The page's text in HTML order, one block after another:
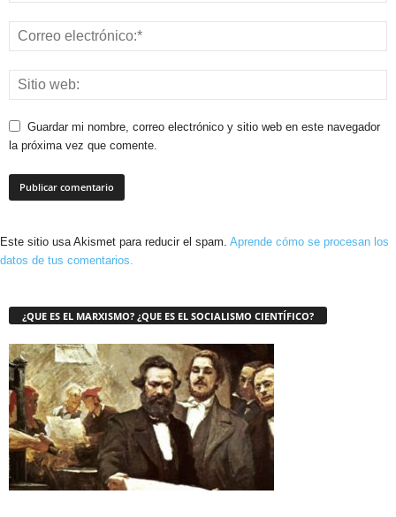
Guardar mi nombre, correo electrónico y sitio web en este navegador
la próxima vez que comente.
Este sitio usa Akismet para reducir el spam. Aprende cómo se procesan los
datos de tus comentarios.
¿QUE ES EL MARXISMO? ¿QUE ES EL SOCIALISMO CIENTÍFICO?